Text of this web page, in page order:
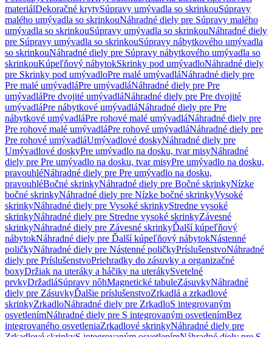
materiálDekoračné krytySúpravy umývadla so skrinkouSúpravy
malého umývadla so skrinkouNáhradné diely pre Súpravy malého
umývadla so skrinkouSúpravy umývadla so skrinkouNáhradné diely
pre Súpravy umývadla so skrinkouSúpravy nábytkového umývadla
so skrinkouNáhradné diely pre Súpravy nábytkového umývadla so
skrinkouKúpeľňový nábytokSkrinky pod umývadloNáhradné diely
pre Skrinky pod umývadloPre malé umývadláNáhradné diely pre
Pre malé umývadláPre umývadláNáhradné diely pre Pre
umývadláPre dvojité umývadláNáhradné diely pre Pre dvojité
umývadláPre nábytkové umývadláNáhradné diely pre Pre
nábytkové umývadláPre rohové malé umývadláNáhradné diely pre
Pre rohové malé umývadláPre rohové umývadláNáhradné diely pre
Pre rohové umývadláUmývadlové doskyNáhradné diely pre
Umývadlové doskyPre umývadlo na dosku, tvar misyNáhradné
diely pre Pre umývadlo na dosku, tvar misyPre umývadlo na dosku,
pravouhléNáhradné diely pre Pre umývadlo na dosku,
pravouhléBočné skrinkyNáhradné diely pre Bočné skrinkyNízke
bočné skrinkyNáhradné diely pre Nízke bočné skrinkyVysoké
skrinkyNáhradné diely pre Vysoké skrinkyStredne vysoké
skrinkyNáhradné diely pre Stredne vysoké skrinkyZávesné
skrinkyNáhradné diely pre Závesné skrinkyĎalší kúpeľňový
nábytokNáhradné diely pre Ďalší kúpeľňový nábytokNástenné
poličkyNáhradné diely pre Nástenné poličkyPríslušenstvoNáhradné
diely pre PríslušenstvoPriehradky do zásuvky a organizačné
boxyDržiak na uteráky a háčiky na uterákySvetelné
prvkyDržadláSúpravy nôhMagnetické tabuleZásuvkyNáhradné
diely pre ZásuvkyĎalšie príslušenstvoZrkadlá a zrkadlové
skrinkyZrkadloNáhradné diely pre ZrkadloS integrovaným
osvetlenímNáhradné diely pre S integrovaným osvetlenímBez
integrovaného osvetleniaZrkadlové skrinkyNáhradné diely pre